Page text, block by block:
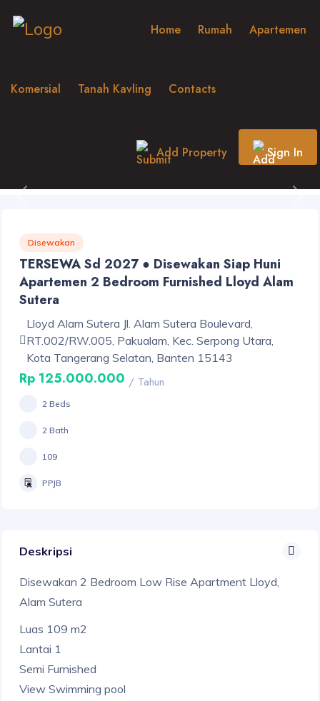
Home Rumah Apartemen
Komersial Tanah Kavling Contacts
Add Property Sign In
Disewakan
TERSEWA Sd 2027 ● Disewakan Siap Huni
Apartemen 2 Bedroom Furnished Lloyd Alam
Sutera
Lloyd Alam Sutera Jl. Alam Sutera Boulevard,
RT.002/RW.005, Pakualam, Kec. Serpong Utara,
Kota Tangerang Selatan, Banten 15143
Rp 125.000.000 / Tahun
2 Beds
2 Bath
109
PPJB
Deskripsi
Disewakan 2 Bedroom Low Rise Apartment Lloyd,
Alam Sutera
Luas 109 m2
Lantai 1
Semi Furnished
View Swimming pool